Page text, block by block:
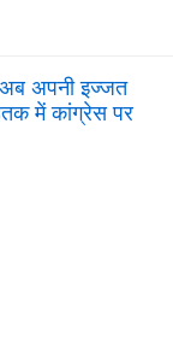
अपनी इज्जत
में कांग्रेस पर